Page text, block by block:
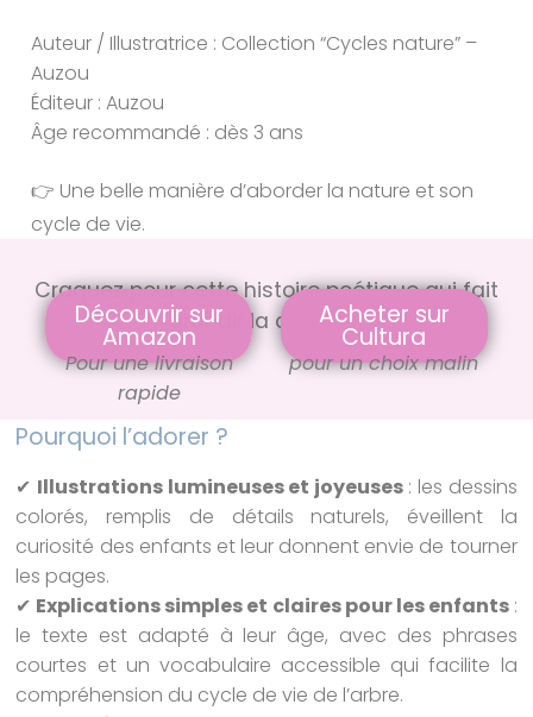
Auteur / Illustratrice : Collection “Cycles nature” –
Auzou
Éditeur : Auzou
Âge recommandé : dès 3 ans
👉 Une belle manière d’aborder la nature et son
cycle de vie.
Craquez pour cette histoire poétique qui fait
grandir la curiosité
Découvrir sur
Amazon
Pour une livraison
rapide
Acheter sur
Cultura
pour un choix malin
Pourquoi l’adorer ?
✔ Illustrations lumineuses et joyeuses: les dessins
colorés, remplis de détails naturels, éveillent la
curiosité des enfants et leur donnent envie de tourner
les pages.
✔ Explications simples et claires pour les enfants:
le texte est adapté à leur âge, avec des phrases
courtes et un vocabulaire accessible qui facilite la
compréhension du cycle de vie de l’arbre.